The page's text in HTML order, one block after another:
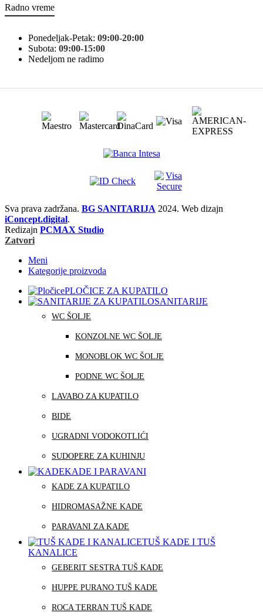
Radno vreme
Ponedeljak-Petak: 09:00-20:00
Subota: 09:00-15:00
Nedeljom ne radimo
Sva prava zadržana. BG SANITARIJA 2024. Web dizajn
iConcept.digital.
Redizajn PCMAX Studio
Zatvori
Meni
Kategorije proizvoda
PLOČICE ZA KUPATILO
SANITARIJE
WC ŠOLJE
KONZOLNE WC ŠOLJE
MONOBLOK WC ŠOLJE
PODNE WC ŠOLJE
LAVABO ZA KUPATILO
BIDE
UGRADNI VODOKOTLIĆI
SUDOPERE ZA KUHINJU
KADE I PARAVANI
KADE ZA KUPATILO
HIDROMASAŽNE KADE
PARAVANI ZA KADE
TUŠ KADE I TUŠ
KANALICE
GEBERIT SESTRA TUŠ KADE
HUPPE PURANO TUŠ KADE
ROCA TERRAN TUŠ KADE